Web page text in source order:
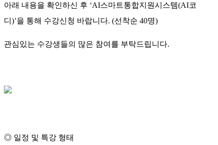
아래 내용을 확인하신 후 ‘AI스마트통합지원시스템(AI코
디)’을 통해 수강신청 바랍니다. (선착순 40명)
관심있는 수강생들의 많은 참여를 부탁드립니다.
◎ 일정 및 특강 형태